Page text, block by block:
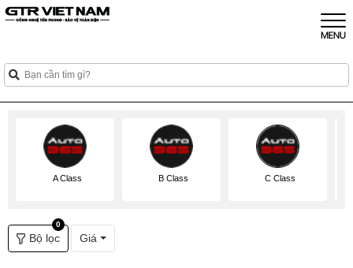
A Class B Class C Class
Bộ lọc
0
Giá